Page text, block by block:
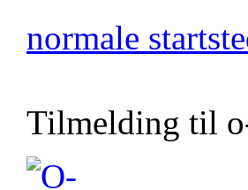
normale
Tilmelding til